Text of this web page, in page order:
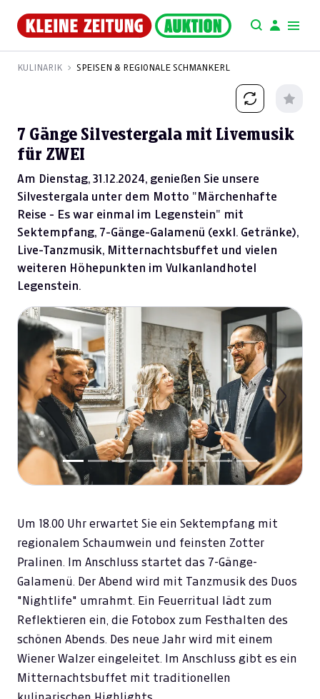
KULINARIK SPEISEN & REGIONALE SCHMANKERL
7 Gänge Silvestergala mit Livemusik
für ZWEI
Am Dienstag, 31.12.2024, genießen Sie unsere
Silvestergala unter dem Motto "Märchenhafte
Reise - Es war einmal im Legenstein" mit
Sektempfang, 7-Gänge-Galamenü (exkl. Getränke),
Live-Tanzmusik, Mitternachtsbuffet und vielen
weiteren Höhepunkten im Vulkanlandhotel
Legenstein.
Previous Next
Um 18.00 Uhr erwartet Sie ein Sektempfang mit
regionalem Schaumwein und feinsten Zotter
Pralinen. Im Anschluss startet das 7-Gänge-
Galamenü. Der Abend wird mit Tanzmusik des Duos
"Nightlife" umrahmt. Ein Feuerritual lädt zum
Reflektieren ein, die Fotobox zum Festhalten des
schönen Abends. Des neue Jahr wird mit einem
Wiener Walzer eingeleitet. Im Anschluss gibt es ein
Mitternachtsbuffet mit traditionellen